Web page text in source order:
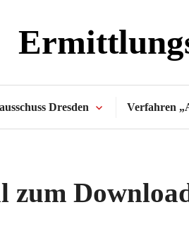
Dresden Verfahren
zum